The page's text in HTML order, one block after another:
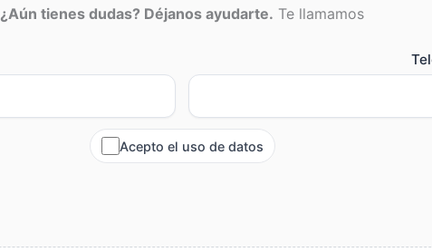
¿Aún tienes dudas? Déjanos ayudarte. Te llamamos
Acepto el uso de datos